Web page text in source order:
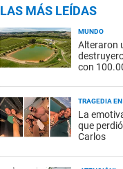
LAS MÁS LEÍDAS
MUNDO
Alteraron
con
TRAGEDIA
La
que
Carlos